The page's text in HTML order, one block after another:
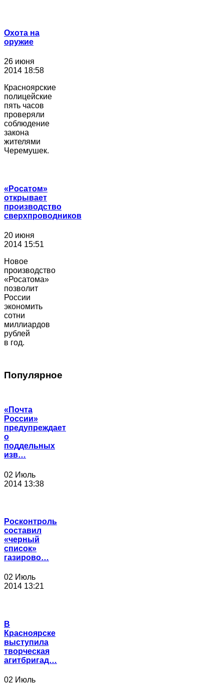
Охота на
оружие
26 июня
2014 18:58
Красноярские
полицейские
пять часов
проверяли
соблюдение
закона
жителями
Черемушек.
«Росатом»
открывает
производство
сверхпроводников
20 июня
2014 15:51
Новое
производство
«Росатома»
позволит
России
экономить
сотни
миллиардов
рублей
в год.
Популярное
«Почта
России»
предупреждает
о
поддельных
изв…
02 Июль
2014 13:38
Росконтроль
составил
«черный
список»
газирово…
02 Июль
2014 13:21
В
Красноярске
выступила
творческая
агитбригад…
02 Июль